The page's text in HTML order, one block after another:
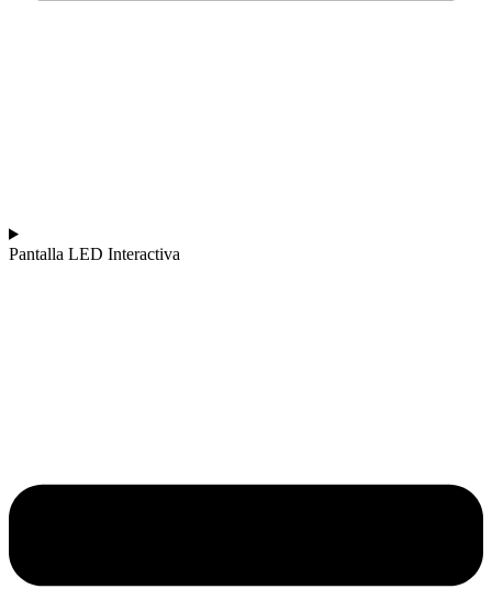
Pantalla LED Interactiva